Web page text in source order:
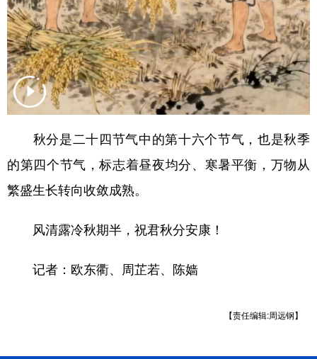
新疆 内蒙古 黑龙江
多语种频道
English Español Français
Русский язык 日本語 한국어
Deutsch Português
秋分是二十四节气中的第十六个节气，也是秋季
的第四个节气，标志着昼夜均分、寒暑平衡，万物从
繁盛生长转向收敛成熟。
风清露冷秋期半，祝君秋分安康！
记者：欧东衢、周芷若、陈嫱
【责任编辑:周远钢】